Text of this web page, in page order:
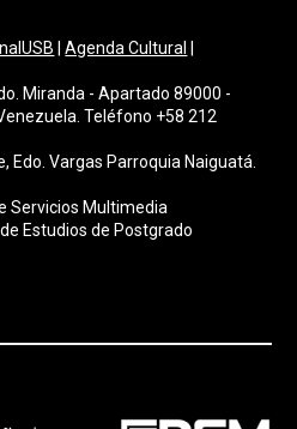
|Agenda Cultural
Miranda - Apartado 89000 -
Teléfono +58 212
Edo. Vargas Parroquia Naiguatá.
Servicios Multimedia
Estudios de Postgrado